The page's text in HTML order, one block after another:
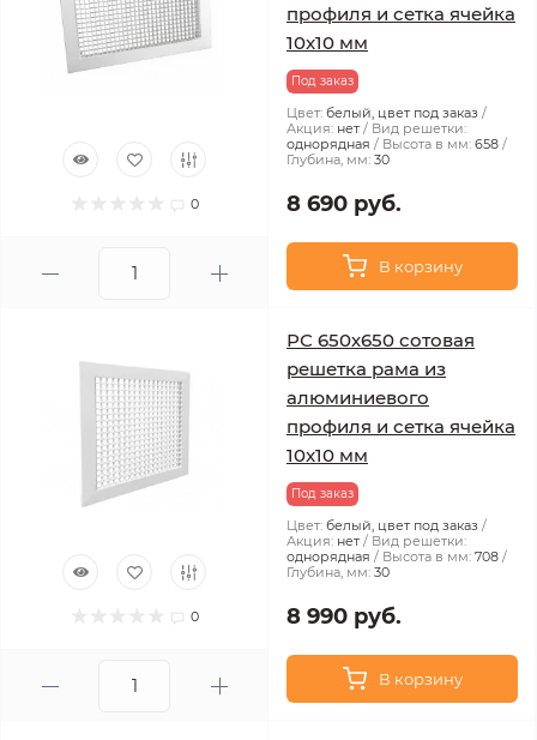
0
профиля и сетка ячейка
10x10 мм
Под заказ
Цвет: белый, цвет под заказ
Акция: нет
Вид решетки:
однорядная
Высота в мм: 658
Глубина, мм: 30
8 690 руб.
В корзину
0
РС 650х650 сотовая
решетка рама из
алюминиевого
профиля и сетка ячейка
10x10 мм
Под заказ
Цвет: белый, цвет под заказ
Акция: нет
Вид решетки:
однорядная
Высота в мм: 708
Глубина, мм: 30
8 990 руб.
В корзину